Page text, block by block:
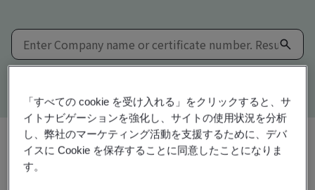
「すべての cookie を受け入れる」をクリックすると、サ
イトナビゲーションを強化し、サイトの使用状況を分析
し、弊社のマーケティング活動を支援するために、デバ
イスに Cookie を保存することに同意したことになりま
す。